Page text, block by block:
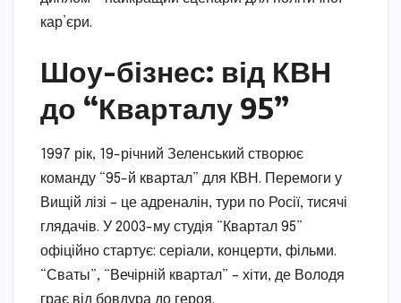
кар’єри.
Шоу-бізнес: від КВН
до “Кварталу 95”
1997 рік, 19-річний Зеленський створює
команду “95-й квартал” для КВН. Перемоги у
Вищій лізі – це адреналін, тури по Росії, тисячі
глядачів. У 2003-му студія “Квартал 95”
офіційно стартує: серіали, концерти, фільми.
“Сваты”, “Вечірній квартал” – хіти, де Володя
грає від бовдура до героя.